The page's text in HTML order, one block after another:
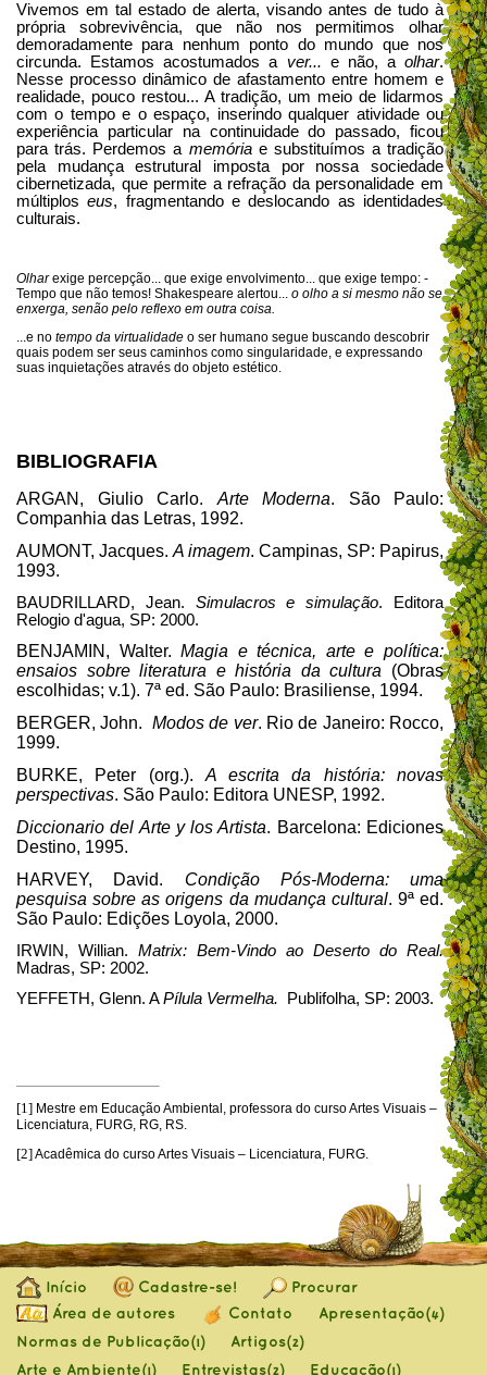
Vivemos em tal estado de alerta, visando antes de tudo à
própria sobrevivência, que não nos permitimos olhar
demoradamente para nenhum ponto do mundo que nos
circunda. Estamos acostumados a ver... e não, a olhar.
Nesse processo dinâmico de afastamento entre homem e
realidade, pouco restou... A tradição, um meio de lidarmos
com o tempo e o espaço, inserindo qualquer atividade ou
experiência particular na continuidade do passado, ficou
para trás. Perdemos a memóriae substituímos a tradição
pela mudança estrutural imposta por nossa sociedade
cibernetizada, que permite a refração da personalidade em
múltiploseus, fragmentando e deslocando as identidades
culturais.
Olharexige percepção... que exige envolvimento... que exige tempo: -
Tempo que não temos! Shakespeare alertou... o olho a si mesmo não se
enxerga, senão pelo reflexo em outra coisa.
...e no tempo da virtualidade o ser humano segue buscando descobrir
quais podem ser seus caminhos como singularidade, e expressando
suas inquietações através do objeto estético.
BIBLIOGRAFIA
ARGAN, Giulio Carlo. Arte Moderna. São Paulo:
Companhia das Letras, 1992.
AUMONT, Jacques. A imagem. Campinas, SP: Papirus,
1993.
BAUDRILLARD, Jean. Simulacros e simulação. Editora
Relogio d'agua, SP: 2000.
BENJAMIN, Walter.Magia e técnica, arte e política:
ensaios sobre literatura e história da cultura (Obras
escolhidas; v.1). 7ª ed. São Paulo: Brasiliense, 1994.
BERGER, John. Modos de ver. Rio de Janeiro: Rocco,
1999.
BURKE, Peter (org.). A escrita da história: novas
perspectivas. São Paulo: Editora UNESP, 1992.
Diccionario del Arte y los Artista. Barcelona: Ediciones
Destino, 1995.
HARVEY, David. Condição Pós-Moderna: uma
pesquisa sobre as origens da mudança cultural. 9ª ed.
São Paulo: Edições Loyola, 2000.
IRWIN, Willian. Matrix: Bem-Vindo ao Deserto do Real.
Madras, SP: 2002.
YEFFETH, Glenn. APílula Vermelha. Publifolha, SP: 2003.
[1] Mestre em Educação Ambiental, professora do curso Artes Visuais –
Licenciatura, FURG, RG, RS.
[2]Acadêmica do curso Artes Visuais – Licenciatura, FURG.
Início Cadastre-se!
Procurar
Área de autores
Contato Apresentação(4)
Normas de Publicação(1) Artigos(2)
Arte e Ambiente Entrevistas Educação